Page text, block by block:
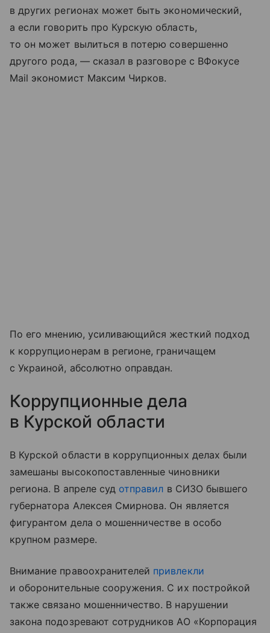
в других регионах может быть экономический,
а если говорить про Курскую область,
то он может вылиться в потерю совершенно
другого рода, — сказал в разговоре с ВФокусе
Mail экономист Максим Чирков.
По его мнению, усиливающийся жесткий подход
к коррупционерам в регионе, граничащем
с Украиной, абсолютно оправдан.
Коррупционные дела
в Курской области
В Курской области в коррупционных делах были
замешаны высокопоставленные чиновники
региона. В апреле суд отправил в СИЗО бывшего
губернатора Алексея Смирнова. Он является
фигурантом дела о мошенничестве в особо
крупном размере.
Внимание правоохранителей привлекли
и оборонительные сооружения. С их постройкой
также связано мошенничество. В нарушении
закона подозревают сотрудников АО «Корпорация